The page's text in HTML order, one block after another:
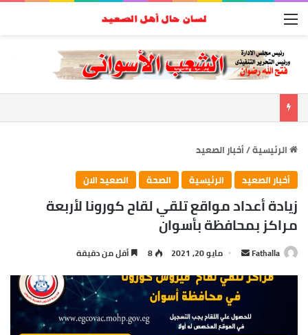
القائمة
الرئيسية/أخبار الصعيد
أخبار الصعيد
الرئيسية الصحة الصعيد الان
زيادة أعداد مواقع تلقي لقاح كورونا لأربعة
مراكز بمحافظة بأسوان
Fathalla
أرسل
إلكترونيا
مايو 20, 2021 8 أقل من دقيقة